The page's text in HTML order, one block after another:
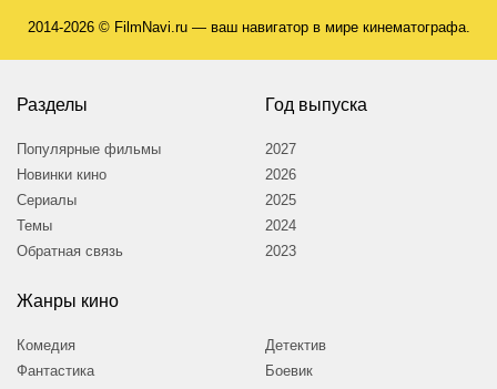
2014-2026 © FilmNavi.ru — ваш навигатор в мире кинематографа.
Разделы
Популярные фильмы
Новинки кино
Сериалы
Темы
Обратная связь
Год выпуска
2027
2026
2025
2024
2023
Жанры кино
Комедия
Фантастика
Детектив
Боевик